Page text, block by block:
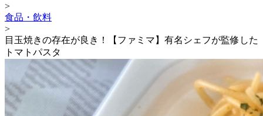
>
食品・飲料
>
目玉焼きの存在が良き！【ファミマ】有名シェフが監修した
トマトパスタ